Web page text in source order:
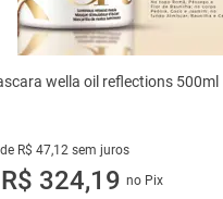
wella oil reflections 500ml
R$ 47,12 sem juros
de R$ 47,12 sem juros
R$ 324,19 no Pix